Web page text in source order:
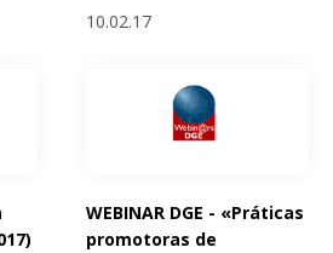
10.02.17
WEBINAR DGE - «Práticas
promotoras de